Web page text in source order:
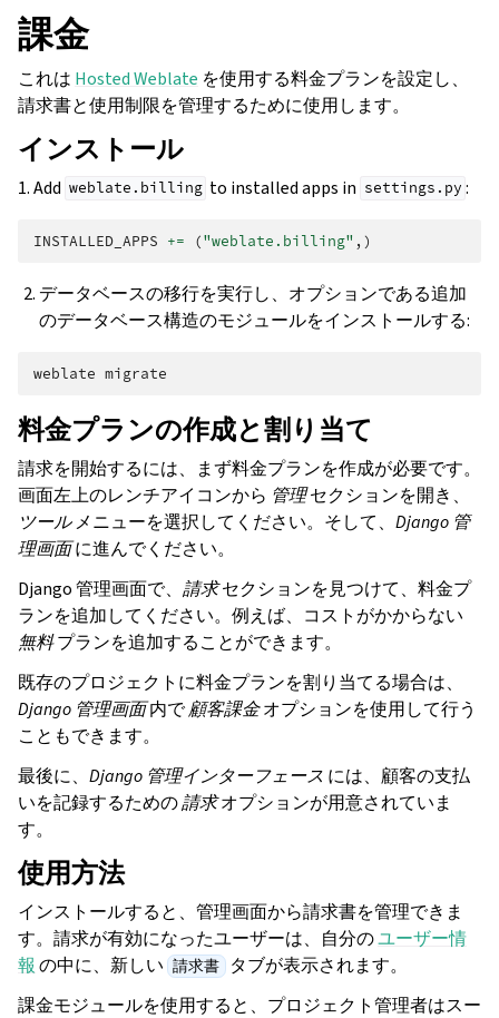
課金
これは Hosted Weblate を使用する料金プランを設定し、
請求書と使用制限を管理するために使用します。
インストール
1. Add weblate.billing to installed apps in settings.py :
INSTALLED_APPS += ("weblate.billing" ,)
データベースの移行を実行し、オプションである追加
のデータベース構造のモジュールをインストールする:
weblate
料金プランの作成と割り当て
請求を開始するには、まず料金プランを作成が必要です。
画面左上のレンチアイコンから 管理セクションを開き、
ツールメニューを選択してください。そして、 Django 管
理画面に進んでください。
Django 管理画面で、 請求セクションを見つけて、料金プ
ランを追加してください。例えば、コストがかからない
無料プランを追加することができます。
既存のプロジェクトに料金プランを割り当てる場合は、
Django 管理画面内で顧客課金オプションを使用して行う
こともできます。
最後に、 Django 管理インターフェース には、顧客の支払
いを記録するための請求オプションが用意されていま
す。
使用方法
インストールすると、管理画面から請求書を管理できま
す。請求が有効になったユーザーは、自分のユーザー情
報 の中に、新しい 請求書 タブが表示されます。
課金モジュールを使用すると、プロジェクト管理者はスー